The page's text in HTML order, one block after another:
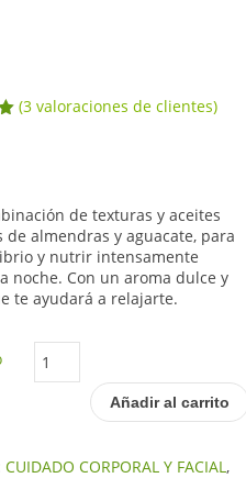
(3 valoraciones de clientes)
de texturas y aceites
de almendras y aguacate, para
y nutrir intensamente
noche. Con un aroma dulce y
te ayudará a relajarte.
Crema
Nutritiva
cantidad
Añadir al carrito
CUIDADO CORPORAL Y FACIAL ,